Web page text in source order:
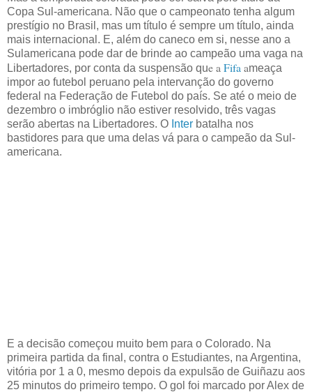
Copa Sul-americana. Não que o campeonato tenha algum
prestígio no Brasil, mas um título é sempre um título, ainda
mais internacional. E, além do caneco em si, nesse ano a
Sulamericana pode dar de brinde ao campeão uma vaga na
Libertadores, por conta da suspensão que a Fifa ameaça
impor ao futebol peruano pela intervanção do governo
federal na Federação de Futebol do país. Se até o meio de
dezembro o imbróglio não estiver resolvido, três vagas
serão abertas na Libertadores. O Inter batalha nos
bastidores para que uma delas vá para o campeão da Sul-
americana.
E a decisão começou muito bem para o Colorado. Na
primeira partida da final, contra o Estudiantes, na Argentina,
vitória por 1 a 0, mesmo depois da expulsão de Guiñazu aos
25 minutos do primeiro tempo. O gol foi marcado por Alex de